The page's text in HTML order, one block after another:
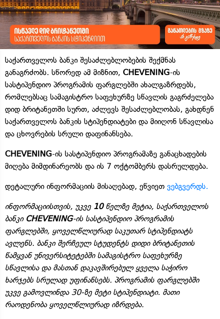
საქართველოს ბანკი შესაძლებლობების შექმნას
განაგრძობს. სწორედ ამ მიზნით, CHEVENING-ის
სასტიპენდიო პროგრამის ფარგლებში ახალგაზრდებს,
რომლებსაც სამაგისტრო საფეხურზე სწავლის გაგრძელება
დიდ ბრიტანეთში სურთ, აძლევს შესაძლებლობას, გახდნენ
საქართველოს ბანკის სტიპენდიატები და მიიღონ სწავლისა
და ცხოვრების სრული დაფინანსება.
CHEVENING-ის სასტიპენდიო პროგრამაზე განაცხადების
მიღება მიმდინარეობს და ის 7 ოქტომბერს დასრულდება.
დეტალური ინფორმაციის მისაღებად, ეწვიეთ ვებგვერდს.
ინფორმაციისთვის, უკვე 10წელზე მეტია, საქართველოს
ბანკი CHEVENING-ის სასტიპენდიო პროგრამის
ფარგლებში, ყოველწლიურად საკუთარ სტიპენდიატს
ავლენს. ბანკი შერჩეულ სტუდენტს დიდი ბრიტანეთის
წამყვან უნივერსიტეტებში სამაგისტრო საფეხურზე
სწავლისა და მასთან დაკავშირებულ ყველა საჭირო
ხარჯებს სრულად უფინანსებს. პროგრამის ფარგლებში
უკვე გამოვლინდა 30-ზე მეტი სტიპენდიატი. მათი
რაოდენობა ყოველწლიურად იზრდება.